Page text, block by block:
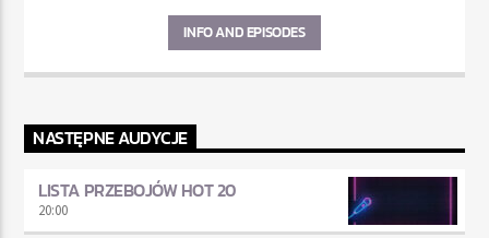
INFO AND EPISODES
NASTĘPNE AUDYCJE
LISTA PRZEBOJÓW HOT 20
20:00